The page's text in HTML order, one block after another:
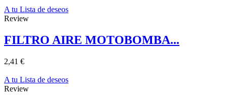
A tu Lista de deseos
Review
FILTRO AIRE MOTOBOMBA...
2,41 €
A tu Lista de deseos
Review